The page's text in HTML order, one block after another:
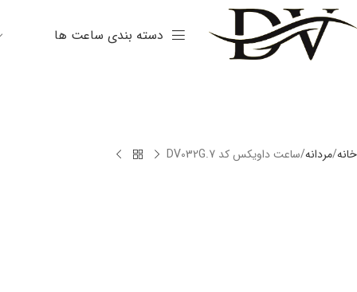
دسته بندی ساعت ها
خانه مردانه ساعت داویکس کد DV032G.7